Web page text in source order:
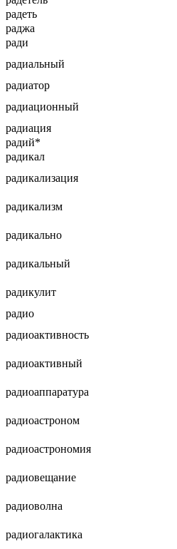
радеть
раджа
ради
радиальный
радиатор
радиационный
радиация
радий*
радикал
радикализация
радикализм
радикально
радикальный
радикулит
радио
радиоактивность
радиоактивный
радиоаппаратура
радиоастроном
радиоастрономия
радиовещание
радиоволна
радиогалактика